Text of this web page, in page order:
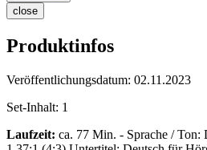
close
Produktinfos
Veröffentlichungsdatum: 02.11.2023
Set-Inhalt: 1
Laufzeit: ca. 77 Min. - Sprache /